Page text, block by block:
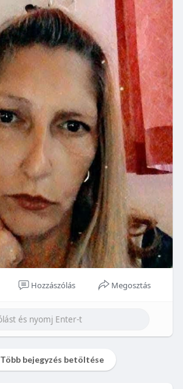
Hozzászólás Megosztás
Több bejegyzés betöltése